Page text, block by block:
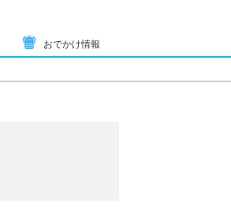
おでかけ情報